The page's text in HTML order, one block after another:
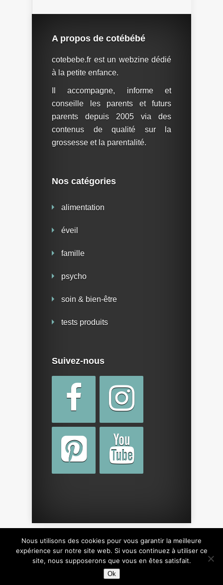
A propos de cotébébé
cotebebe.fr est un webzine dédié
à la petite enfance.
Il accompagne, informe et
conseille les parents et futurs
parents depuis 2005 via des
contenus de qualité sur la
grossesse et la parentalité.
Nos catégories
alimentation
éveil
famille
psycho
soin & bien-être
tests produits
Suivez-nous
Copyright © 2015 parcotebebe.fr. Tous droits
réservés, y compris sur le design du site.
Nous utilisons des cookies pour vous garantir la meilleure
expérience sur notre site web. Si vous continuez à utiliser ce
site, nous supposerons que vous en êtes satisfait.
Ok